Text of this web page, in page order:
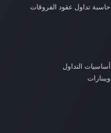
حاسبة تداول عقود الفروقات
أساسيات التداول
ويبنارات